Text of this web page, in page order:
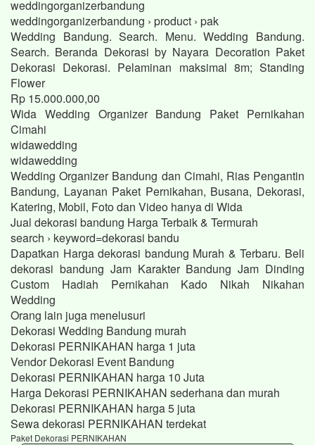
weddingorganizerbandung
weddingorganizerbandung › product › pak
Wedding Bandung. Search. Menu. Wedding Bandung.
Search. Beranda Dekorasi by Nayara Decoration Paket
Dekorasi Dekorasi. Pelaminan maksimal 8m; Standing
Flower
Rp 15.000.000,00
Wida Wedding Organizer Bandung Paket Pernikahan
Cimahi
widawedding
widawedding
Wedding Organizer Bandung dan Cimahi, Rias Pengantin
Bandung, Layanan Paket Pernikahan, Busana, Dekorasi,
Katering, Mobil, Foto dan Video hanya di Wida
Jual dekorasi bandung Harga Terbaik & Termurah
search › keyword=dekorasi bandu
Dapatkan Harga dekorasi bandung Murah & Terbaru. Beli
dekorasi bandung Jam Karakter Bandung Jam Dinding
Custom Hadiah Pernikahan Kado Nikah Nikahan
Wedding
Orang lain juga menelusuri
Dekorasi Wedding Bandung murah
Dekorasi PERNIKAHAN harga 1 juta
Vendor Dekorasi Event Bandung
Dekorasi PERNIKAHAN harga 10 Juta
Harga Dekorasi PERNIKAHAN sederhana dan murah
Dekorasi PERNIKAHAN harga 5 juta
Sewa dekorasi PERNIKAHAN terdekat
Paket Dekorasi PERNIKAHAN